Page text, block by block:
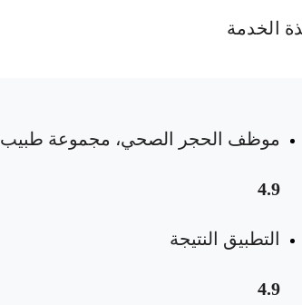
الخدمة
موظف الحجر الصحي، مجموعة طبيب
4.9
التطبيق النتيجة
4.9